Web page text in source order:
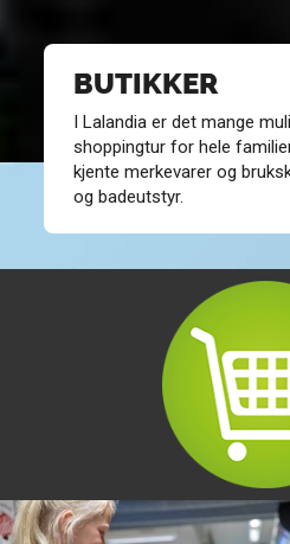
BUTIKKER
I Lalandia er det mange
shoppingtur for hele
kjente merkevarer og
og badeutstyr.